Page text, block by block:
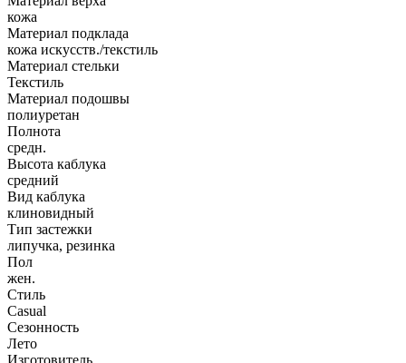
кожа
Материал подклада
кожа искусств./текстиль
Материал стельки
Текстиль
Материал подошвы
полиуретан
Полнота
средн.
Высота каблука
средний
Вид каблука
клиновидный
Тип застежки
липучка, резинка
Пол
жен.
Стиль
Casual
Сезонность
Лето
Изготовитель